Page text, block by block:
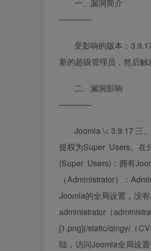
一、漏洞简介
————
受影响的版本：
新的超级管理员，然后触
二、漏洞影响
————
Joomla \< 3.9.17 三
提权为Super Users。在
(Super Users)：拥有
（Administrator）：
Joomla的全局设置，没
administrator（
[1.png](/static/qingy/（
陆，访问Joomla全局设